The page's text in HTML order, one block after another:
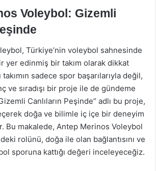
Voleybol: Gizemli
Türkiye’nin voleybol sahnesinde
yer edinmiş bir takım olarak dikkat
sadece spor başarılarıyla değil,
ve sıradışı bir proje ile de gündeme
Canlıların Peşinde” adlı bu proje,
doğa ve bilimle iç içe bir deneyim
Bu makalede, Antep Merinos Voleybol
rolünü, doğa ile olan bağlantısını ve
sporuna kattığı değeri inceleyeceğiz.